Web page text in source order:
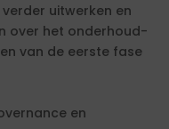
uitwerken en
over het onderhoud-
van de eerste fase
en